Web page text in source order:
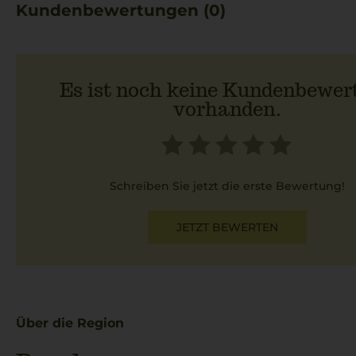
Kundenbewertungen (0)
Es ist noch keine
vorhanden.
Schreiben Sie jetzt die erste Bewertung!
JETZT BEWERTEN
Über die Region